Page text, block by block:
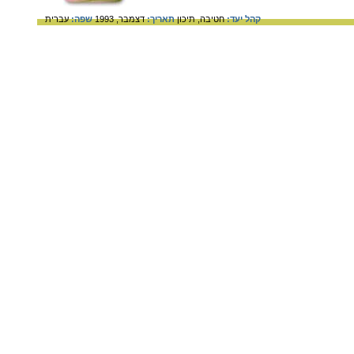
קהל יעד:חטיבה,תיכוןתאריך:דצמבר, 1993 שפה:עברית